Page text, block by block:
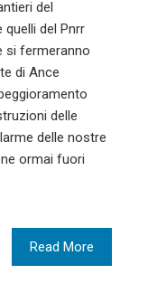
del
quelli del Pnrr
si fermeranno
di Ance
delle
delle nostre
ormai fuori
Read More